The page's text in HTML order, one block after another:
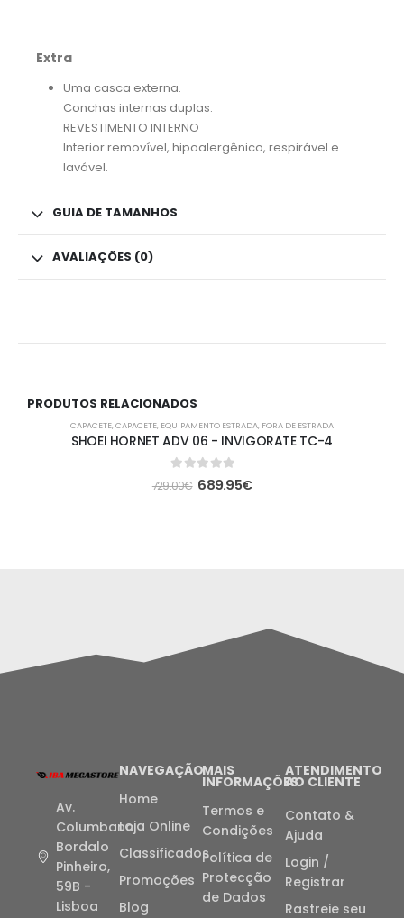
Extra
Uma casca externa.
Conchas internas duplas.
REVESTIMENTO INTERNO
Interior removível, hipoalergênico, respirável e
lavável.
GUIA DE TAMANHOS
AVALIAÇÕES (0)
PRODUTOS RELACIONADOS
CAPACETE,CAPACETE, EQUIPAMENTO ESTRADA, FORA DE ESTRADA
SHOEI HORNET ADV 06 - INVIGORATE TC-4
out of 5
729.00€ 689.95€
Av.
Columbano
Bordalo
Pinheiro,
59B -
Lisboa
NAVEGAÇÃO
Home
Loja Online
Classificados
Promoções
Blog
MAIS
INFORMAÇÕES
Termos e
Condições
Política de
Protecção
de Dados
ATENDIMENTO
AO CLIENTE
Contato &
Ajuda
Login /
Registrar
Rastreie seu